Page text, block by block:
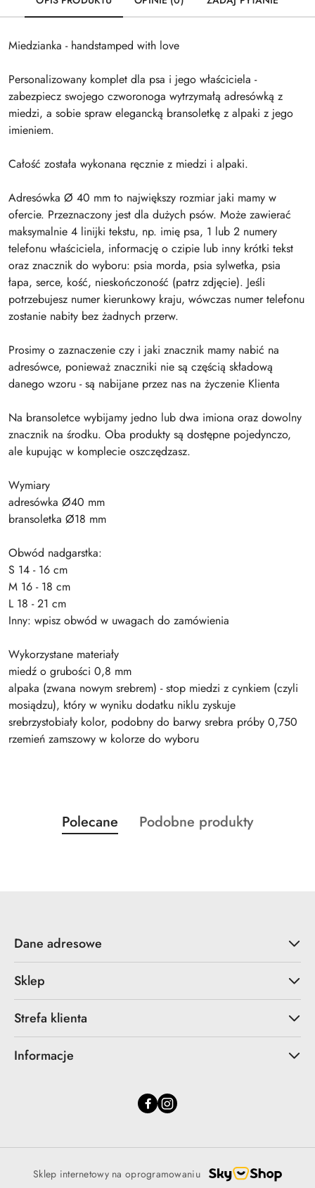
Miedzianka - handstamped with love
Personalizowany komplet dla psa i jego właściciela -
zabezpiecz swojego czworonoga wytrzymałą adresówką z
miedzi, a sobie spraw elegancką bransoletkę z alpaki z jego
imieniem.
Całość została wykonana ręcznie z miedzi i alpaki.
Adresówka Ø 40 mm to największy rozmiar jaki mamy w
ofercie. Przeznaczony jest dla dużych psów. Może zawierać
maksymalnie 4 linijki tekstu, np. imię psa, 1 lub 2 numery
telefonu właściciela, informację o czipie lub inny krótki tekst
oraz znacznik do wyboru: psia morda, psia sylwetka, psia
łapa, serce, kość, nieskończoność (patrz zdjęcie). Jeśli
potrzebujesz numer kierunkowy kraju, wówczas numer telefonu
zostanie nabity bez żadnych przerw.
Prosimy o zaznaczenie czy i jaki znacznik mamy nabić na
adresówce, ponieważ znaczniki nie są częścią składową
danego wzoru - są nabijane przez nas na życzenie Klienta
Na bransoletce wybijamy jedno lub dwa imiona oraz dowolny
znacznik na środku. Oba produkty są dostępne pojedynczo,
ale kupując w komplecie oszczędzasz.
Wymiary
adresówka Ø40 mm
bransoletka Ø18 mm
Obwód nadgarstka:
S 14 - 16 cm
M 16 - 18 cm
L 18 - 21 cm
Inny: wpisz obwód w uwagach do zamówienia
Wykorzystane materiały
miedź o grubości 0,8 mm
alpaka (zwana nowym srebrem) - stop miedzi z cynkiem (czyli
mosiądzu), który w wyniku dodatku niklu zyskuje
srebrzystobiały kolor, podobny do barwy srebra próby 0,750
rzemień zamszowy w kolorze do wyboru
Pomiń karuzelę produktów
Produkty
o
Polecane
Produkty
Podobne produkty
Dane adresowe
Sklep
Strefa klienta
Informacje
Sklep internetowy na oprogramowaniu